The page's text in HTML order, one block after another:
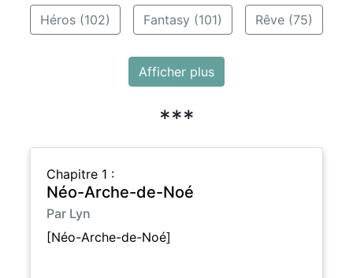
Héros (102) Fantasy (101) Rêve (75)
Afficher plus
***
Chapitre 1 :
Néo-Arche-de-Noé
Par Lyn
[Néo-Arche-de-Noé]